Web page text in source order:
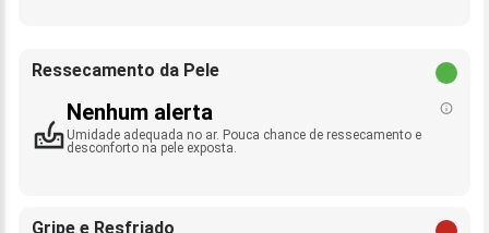
Ressecamento da Pele
Nenhum alerta
Umidade adequada no ar. Pouca chance de ressecamento e
desconforto na pele exposta.
Gripe e Resfriado